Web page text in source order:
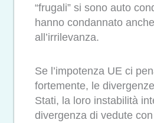
“frugali” si sono auto
hanno condannato
all’irrilevanza.
Se l’impotenza UE ci
fortemente, le
Stati, la loro instabilità
divergenza di vedute